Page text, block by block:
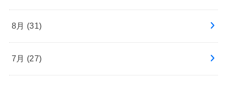
8月 (31)
7月 (27)